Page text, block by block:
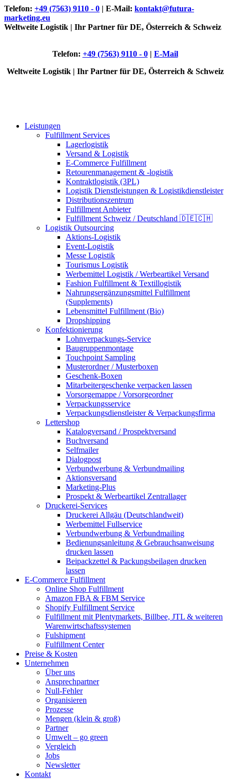
Telefon: +49 (7563) 9110 - 0 | E-Mail: kontakt@futura-
marketing.eu
Weltweite Logistik | Ihr Partner für DE, Österreich & Schweiz
Telefon: +49 (7563) 9110 - 0| E-Mail
Weltweite Logistik | Ihr Partner für DE, Österreich & Schweiz
Leistungen
Fulfillment Services
Lagerlogistik
Versand & Logistik
E-Commerce Fulfillment
Retourenmanagement & -logistik
Kontraktlogistik (3PL)
Logistik Dienstleistungen & Logistikdienstleister
Distributionszentrum
Fulfillment Anbieter
Fulfillment Schweiz / Deutschland 🇩🇪🇨🇭
Logistik Outsourcing
Aktions-Logistik
Event-Logistik
Messe Logistik
Tourismus Logistik
Werbemittel Logistik / Werbeartikel Versand
Fashion Fulfillment & Textillogistik
Nahrungsergänzungsmittel Fulfillment
(Supplements)
Lebensmittel Fulfillment (Bio)
Dropshipping
Konfektionierung
Lohnverpackungs-Service
Baugruppenmontage
Touchpoint Sampling
Musterordner / Musterboxen
Geschenk-Boxen
Mitarbeitergeschenke verpacken lassen
Vorsorgemappe / Vorsorgeordner
Verpackungsservice
Verpackungsdienstleister & Verpackungsfirma
Lettershop
Katalogversand / Prospektversand
Buchversand
Selfmailer
Dialogpost
Verbundwerbung & Verbundmailing
Aktionsversand
Marketing-Plus
Prospekt & Werbeartikel Zentrallager
Druckerei-Services
Druckerei Allgäu (Deutschlandweit)
Werbemittel Fullservice
Verbundwerbung & Verbundmailing
Bedienungsanleitung & Gebrauchsanweisung
drucken lassen
Beipackzettel & Packungsbeilagen drucken
lassen
E-Commerce Fulfillment
Online Shop Fulfillment
Amazon FBA & FBM Service
Shopify Fulfillment Service
Fulfillment mit Plentymarkets, Billbee, JTL & weiteren
Warenwirtschaftssystemen
Fulshipment
Fulfillment Center
Preise & Kosten
Unternehmen
Über uns
Ansprechpartner
Null-Fehler
Organisieren
Prozesse
Mengen (klein & groß)
Partner
Umwelt – go green
Vergleich
Jobs
Newsletter
Kontakt